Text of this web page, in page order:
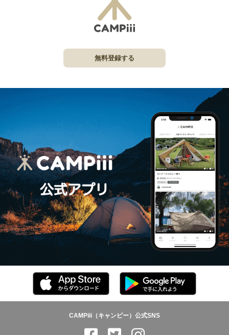
無料登録する
CAMPiii（キャンピー）公式SNS